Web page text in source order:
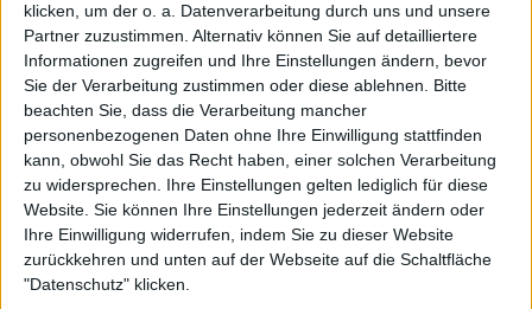
klicken, um der o. a. Datenverarbeitung durch uns und unsere
Partner zuzustimmen. Alternativ können Sie auf detailliertere
Informationen zugreifen und Ihre Einstellungen ändern, bevor
Sie der Verarbeitung zustimmen oder diese ablehnen. Bitte
beachten Sie, dass die Verarbeitung mancher
personenbezogenen Daten ohne Ihre Einwilligung stattfinden
kann, obwohl Sie das Recht haben, einer solchen Verarbeitung
zu widersprechen. Ihre Einstellungen gelten lediglich für diese
Website. Sie können Ihre Einstellungen jederzeit ändern oder
Ihre Einwilligung widerrufen, indem Sie zu dieser Website
zurückkehren und unten auf der Webseite auf die Schaltfläche
"Datenschutz" klicken.
2023 Nao Hibino besiegt Linda Noskova 6:4, 6:1
2022 Marie Bouzková besiegt Anastasia Potapova
6:0, 6:3
2021 Barbora Krejčíková besiegt Tereza Martincová
6:2, 6:0
2020 Simona Halep besiegt Elise Mertens 6:2, 7:5
2019 Jil Teichmann besiegt Karolína Muchová
7:6(7:5), 3:6, 6:4
2018 Petra Kvitová besiegt Mihaela Buzărnescu 4:6,
6:2, 6:3
2017 Mona Barthel besiegt Kristýna Plíšková 2:6, 7:5,